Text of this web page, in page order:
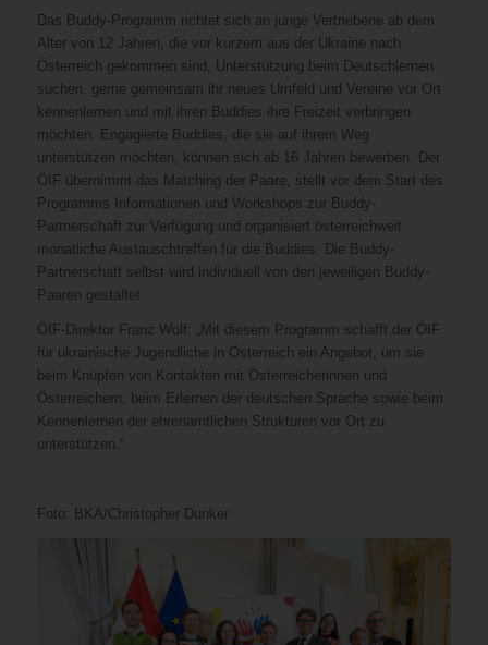
Das Buddy-Programm richtet sich an junge Vertriebene ab dem
Alter von 12 Jahren, die vor kurzem aus der Ukraine nach
Österreich gekommen sind, Unterstützung beim Deutschlernen
suchen, gerne gemeinsam ihr neues Umfeld und Vereine vor Ort
kennenlernen und mit ihren Buddies ihre Freizeit verbringen
möchten. Engagierte Buddies, die sie auf ihrem Weg
unterstützen möchten, können sich ab 16 Jahren bewerben. Der
ÖIF übernimmt das Matching der Paare, stellt vor dem Start des
Programms Informationen und Workshops zur Buddy-
Partnerschaft zur Verfügung und organisiert österreichweit
monatliche Austauschtreffen für die Buddies. Die Buddy-
Partnerschaft selbst wird individuell von den jeweiligen Buddy-
Paaren gestaltet.
ÖIF-Direktor Franz Wolf: „Mit diesem Programm schafft der ÖIF
für ukrainische Jugendliche in Österreich ein Angebot, um sie
beim Knüpfen von Kontakten mit Österreicherinnen und
Österreichern, beim Erlernen der deutschen Sprache sowie beim
Kennenlernen der ehrenamtlichen Strukturen vor Ort zu
unterstützen.“
Foto: BKA/Christopher Dunker